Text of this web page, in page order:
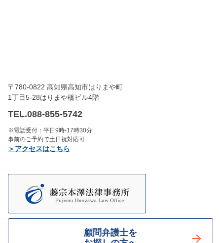
〒780-0822 高知県高知市はりまや町
1丁目5-28はりまや橋ビル4階
TEL.088-855-5742
※電話受付：平日9時-17時30分
事前のご予約で土日祝対応可
＞アクセスはこちら
顧問弁護士を